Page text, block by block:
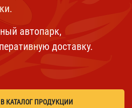
автопарк,
доставку.
КАТАЛОГ ПРОДУКЦИИ